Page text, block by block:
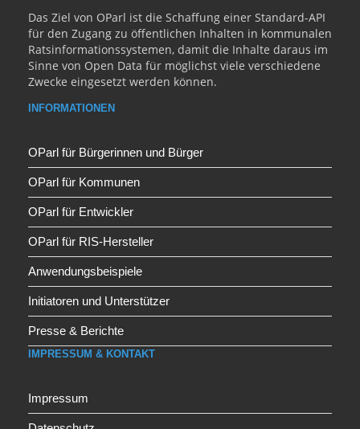
Das Ziel von OParl ist die Schaffung einer Standard-API
für den Zugang zu öffentlichen Inhalten in kommunalen
Ratsinformationssystemen, damit die Inhalte daraus im
Sinne von Open Data für möglichst viele verschiedene
Zwecke eingesetzt werden können.
INFORMATIONEN
OParl für Bürgerinnen und Bürger
OParl für Kommunen
OParl für Entwickler
OParl für RIS-Hersteller
Anwendungsbeispiele
Initiatoren und Unterstützer
Presse & Berichte
IMPRESSUM & KONTAKT
Impressum